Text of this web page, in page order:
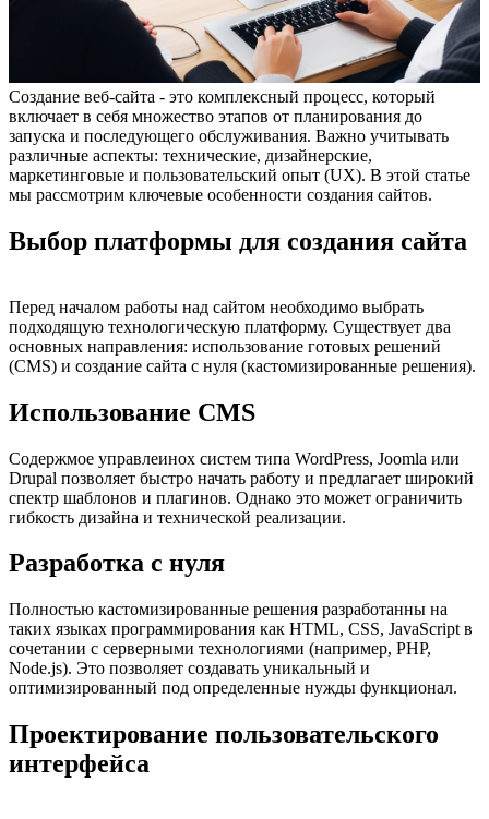
Создание веб-сайта - это комплексный процесс, который
включает в себя множество этапов от планирования до
запуска и последующего обслуживания. Важно учитывать
различные аспекты: технические, дизайнерские,
маркетинговые и пользовательский опыт (UX). В этой статье
мы рассмотрим ключевые особенности создания сайтов.
Выбор платформы для создания сайта
Перед началом работы над сайтом необходимо выбрать
подходящую технологическую платформу. Существует два
основных направления: использование готовых решений
(CMS) и создание сайта с нуля (кастомизированные решения).
Использование CMS
Содержмое управлеинох систем типа WordPress, Joomla или
Drupal позволяет быстро начать работу и предлагает широкий
спектр шаблонов и плагинов. Однако это может ограничить
гибкость дизайна и технической реализации.
Разработка с нуля
Полностью кастомизированные решения разработанны на
таких языках программирования как HTML, CSS, JavaScript в
сочетании с серверными технологиями (например, PHP,
Node.js). Это позволяет создавать уникальный и
оптимизированный под определенные нужды функционал.
Проектирование пользовательского
интерфейса